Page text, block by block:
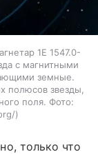
1E 1547.0-
с магнитными
земные.
полюсов звезды,
поля. Фото:
только что